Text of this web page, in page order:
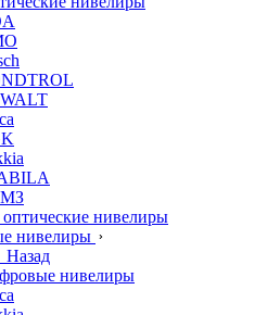
нивелиры
нивелиры
Назад
нивелиры